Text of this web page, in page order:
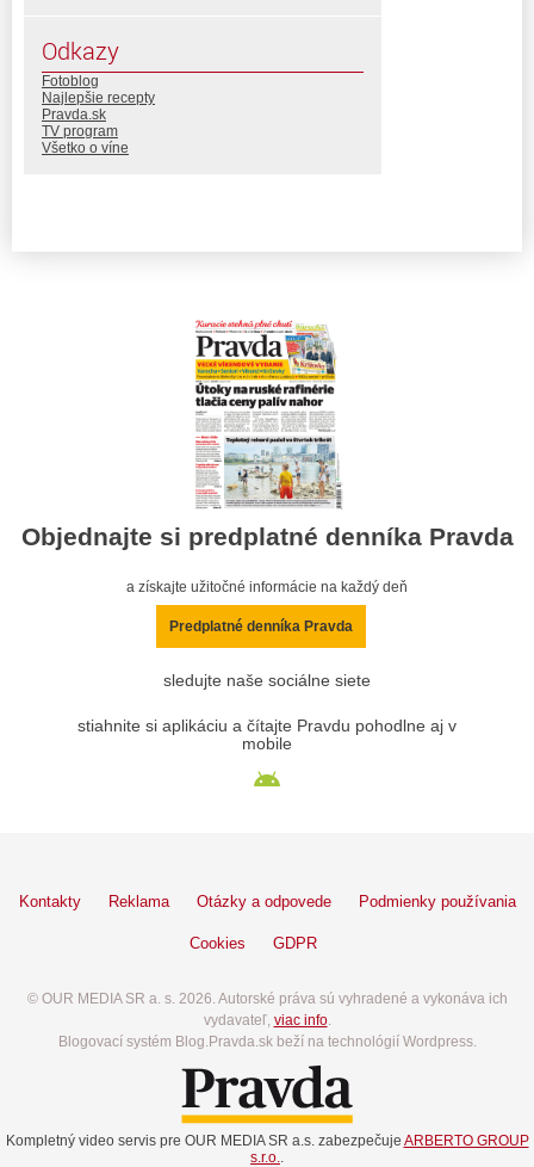
Odkazy
Fotoblog
Najlepšie recepty
Pravda.sk
TV program
Všetko o víne
Objednajte si predplatné denníka Pravda
a získajte užitočné informácie na každý deň
Predplatné denníka Pravda
sledujte naše sociálne siete
stiahnite si aplikáciu a čítajte Pravdu pohodlne aj v
mobile
Kontakty Reklama Otázky a odpovede Podmienky používania
Cookies GDPR
© OUR MEDIA SR a. s. 2026. Autorské práva sú vyhradené a vykonáva ich
vydavateľ, viac info.
Blogovací systém Blog.Pravda.sk beží na technológií Wordpress.
Kompletný video servis pre OUR MEDIA SR a.s. zabezpečuje ARBERTO GROUP
s.r.o.